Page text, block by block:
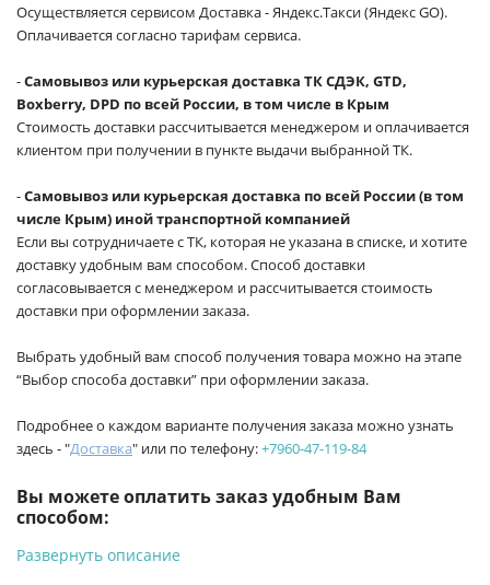
Осуществляется сервисом Доставка - Яндекс.Такси (Яндекс GO).
Оплачивается согласно тарифам сервиса.
-Самовывоз или курьерская доставка ТК СДЭК, GTD,
Boxberry, DPD по всей России, в том числе в Крым
Стоимость доставки рассчитывается менеджером и оплачивается
клиентом при получении в пункте выдачи выбранной ТК.
-Самовывоз или курьерская доставка по всей России (в том
числе Крым) иной транспортной компанией
Если вы сотрудничаете с ТК, которая не указана в списке, и хотите
доставку удобным вам способом. Способ доставки
согласовывается с менеджером и рассчитывается стоимость
доставки при оформлении заказа.
Выбрать удобный вам способ получения товара можно на этапе
“Выбор способа доставки” при оформлении заказа.
Подробнее о каждом варианте получения заказа можно узнать
здесь - "Доставка" или по телефону:+7960-47-119-84
Вы можете оплатить заказ удобным Вам
способом:
-Банковской картой на сайте ProffЭлектро. Данный вид
Развернуть описание